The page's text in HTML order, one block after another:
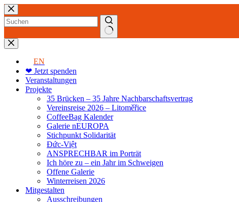
Zum
Inhalt
springen
Keine
Ergebnisse
EN
❤ Jetzt spenden
Veranstaltungen
Projekte
35 Brücken – 35 Jahre Nachbarschaftsvertrag
Vereinsreise 2026 – Litoměřice
CoffeeBag Kalender
Galerie nEUROPA
Stichpunkt Solidarität
Đức-Việt
ANSPRECHBAR im Porträt
Ich höre zu – ein Jahr im Schweigen
Offene Galerie
Winterreisen 2026
Mitgestalten
Ausschreibungen